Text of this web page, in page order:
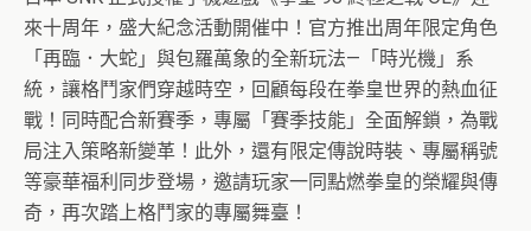
來十周年，盛大紀念活動開催中！官方推出周年限定角色
「再臨．大蛇」與包羅萬象的全新玩法—「時光機」系
統，讓格鬥家們穿越時空，回顧每段在拳皇世界的熱血征
戰！同時配合新賽季，專屬「賽季技能」全面解鎖，為戰
局注入策略新變革！此外，還有限定傳說時裝、專屬稱號
等豪華福利同步登場，邀請玩家一同點燃拳皇的榮耀與傳
奇，再次踏上格鬥家的專屬舞臺！